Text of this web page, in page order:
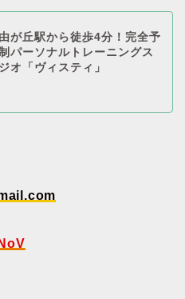
が丘駅から徒歩4分！完全予
パーソナルトレーニングス
オ「ヴィスティ」